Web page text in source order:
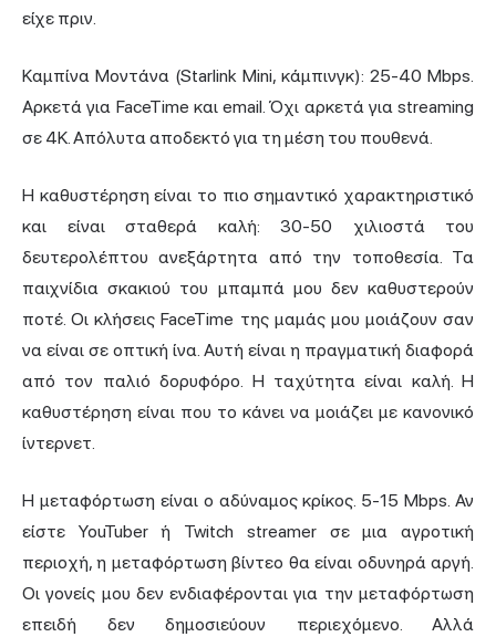
είχε πριν.
Καμπίνα Μοντάνα (Starlink Mini, κάμπινγκ): 25-40 Mbps.
Αρκετά για FaceTime και email. Όχι αρκετά για streaming
σε 4K. Απόλυτα αποδεκτό για τη μέση του πουθενά.
Η καθυστέρηση είναι το πιο σημαντικό χαρακτηριστικό
και είναι σταθερά καλή: 30-50 χιλιοστά του
δευτερολέπτου ανεξάρτητα από την τοποθεσία. Τα
παιχνίδια σκακιού του μπαμπά μου δεν καθυστερούν
ποτέ. Οι κλήσεις FaceTime της μαμάς μου μοιάζουν σαν
να είναι σε οπτική ίνα. Αυτή είναι η πραγματική διαφορά
από τον παλιό δορυφόρο. Η ταχύτητα είναι καλή. Η
καθυστέρηση είναι που το κάνει να μοιάζει με κανονικό
ίντερνετ.
Η μεταφόρτωση είναι ο αδύναμος κρίκος. 5-15 Mbps. Αν
είστε YouTuber ή Twitch streamer σε μια αγροτική
περιοχή, η μεταφόρτωση βίντεο θα είναι οδυνηρά αργή.
Οι γονείς μου δεν ενδιαφέρονται για την μεταφόρτωση
επειδή δεν δημοσιεύουν περιεχόμενο. Αλλά